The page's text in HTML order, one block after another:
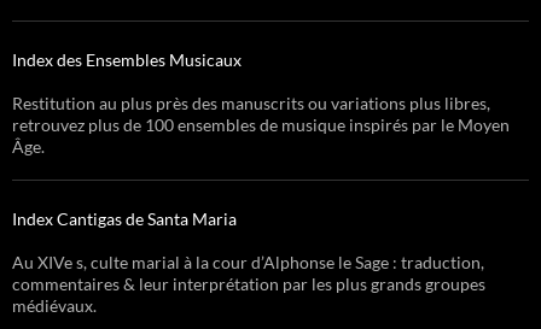
Index des Ensembles Musicaux
Restitution au plus près des manuscrits ou variations plus libres,
retrouvez plus de 100 ensembles de musique inspirés par le Moyen
Âge.
Index Cantigas de Santa Maria
Au XIVe s, culte marial à la cour d’Alphonse le Sage : traduction,
commentaires & leur interprétation par les plus grands groupes
médiévaux.